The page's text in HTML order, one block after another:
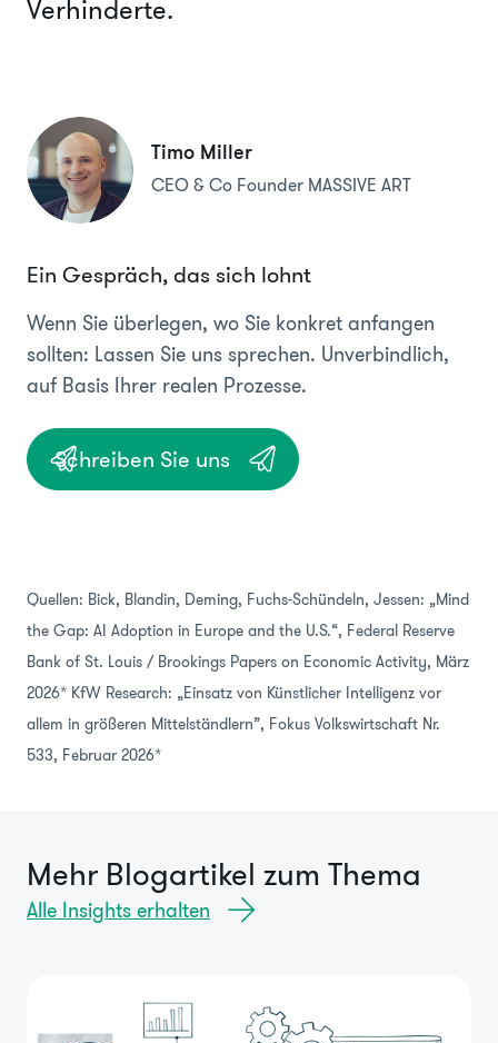
Verhinderte.
Timo Miller
CEO & Co Founder MASSIVE ART
Ein Gespräch, das sich lohnt
Wenn Sie überlegen, wo Sie konkret anfangen
sollten: Lassen Sie uns sprechen. Unverbindlich,
auf Basis Ihrer realen Prozesse.
Schreiben Sie uns
Quellen: Bick, Blandin, Deming, Fuchs-Schündeln, Jessen: „Mind
the Gap: AI Adoption in Europe and the U.S.“, Federal Reserve
Bank of St. Louis / Brookings Papers on Economic Activity, März
2026* KfW Research: „Einsatz von Künstlicher Intelligenz vor
allem in größeren Mittelständlern”, Fokus Volkswirtschaft Nr.
533, Februar 2026*
Mehr Blogartikel zum Thema
Alle Insights erhalten